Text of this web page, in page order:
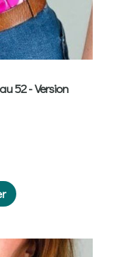
52 - Version